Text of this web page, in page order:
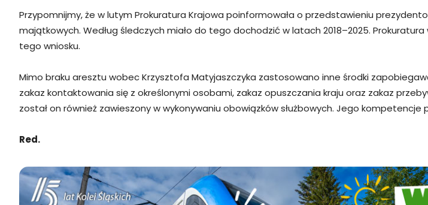
Przypomnijmy, że w lutym Prokuratura Krajowa poinformowała o przedstawieniu
majątkowych. Według śledczych miało do tego dochodzić w latach 2018–2025.
tego wniosku.
Mimo braku aresztu wobec Krzysztofa Matyjaszczyka zastosowano inne środki
zakaz kontaktowania się z określonymi osobami, zakaz opuszczania kraju oraz zakaz
został on również zawieszony w wykonywaniu obowiązków służbowych. Jego kompetencje
Red.